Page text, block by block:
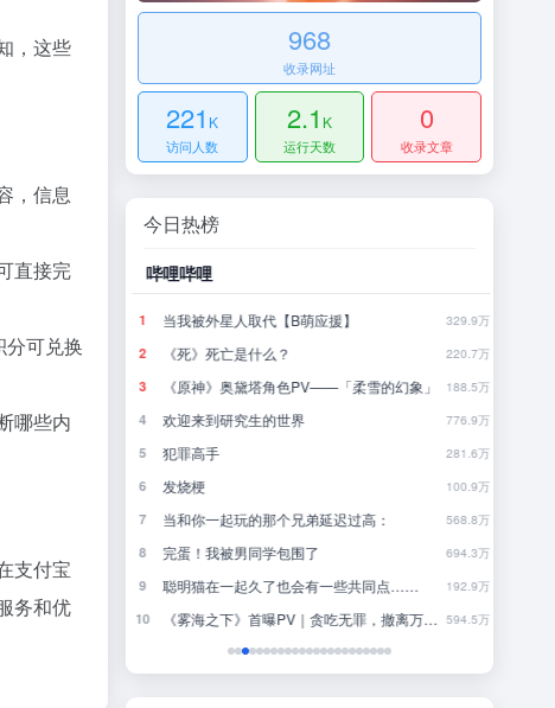
，这些
，信息
直接完
分可兑换
哪些内
支付宝
务和优
968
收录网址
221 K
访问人数
2.1 K
运行天数
0
收录文章
今日热榜
780.9万
哔哩哔哩
1 当我被外星人取代【B萌应援】 329.9万
2 《死》死亡是什么？ 220.7万
3 《原神》奥黛塔角色PV——「柔雪的幻象」 188.5万
4 欢迎来到研究生的世界 776.9万
5 犯罪高手 281.6万
6 发烧梗 100.9万
7 当和你一起玩的那个兄弟延迟过高： 568.8万
8 完蛋！我被男同学包围了 694.3万
9 聪明猫在一起久了也会有一些共同点…… 192.9万
10 《雾海之下》首曝PV｜贪吃无罪，撤离万岁！ 594.5万